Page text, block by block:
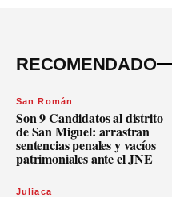
RECOMENDADO
San Román
Son 9 Candidatos al distrito
de San Miguel: arrastran
sentencias penales y vacíos
patrimoniales ante el JNE
Juliaca